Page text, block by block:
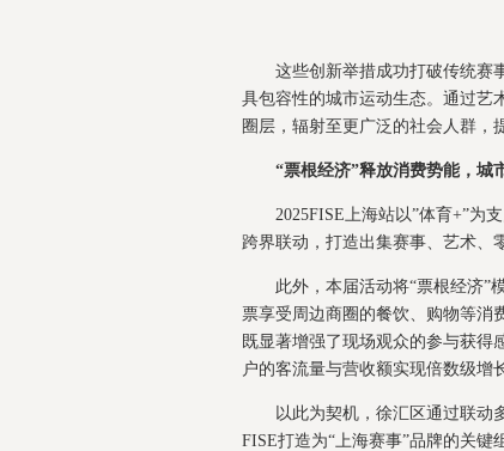
这些创新举措成功打破传统赛
具包容性的城市运动生态。通过艺
圈层，辐射至更广泛的社会人群，
“票根经济”释放消费势能， 城
2025FISE上海站以”体育+”为
跨界联动，打造出集赛事、艺术、
此外，本届活动将“票根经济”
票享受周边商圈的餐饮、购物等消
既显著增强了现场观众的参与获得
户的客流量与营收额实现倍数级增
以此为契机，徐汇区通过联动
FISE打造为“上海赛事”品牌的关键